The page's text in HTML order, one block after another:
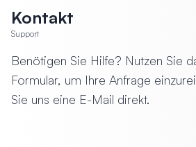
Kontakt
Support
Benötigen Sie Hilfe? Nutzen Sie
Formular, um Ihre Anfrage
Sie uns eine E-Mail direkt.